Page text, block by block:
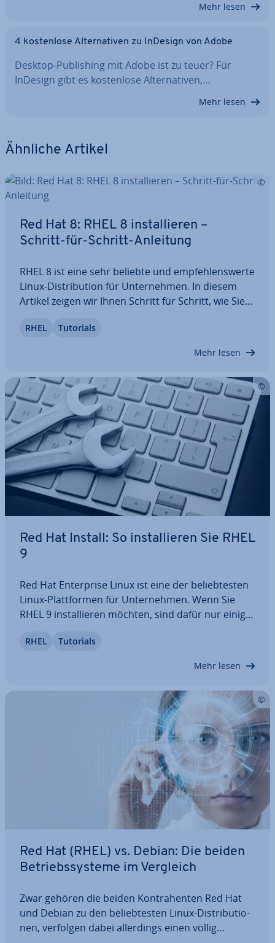
Mehr lesen
4 kos­ten­lo­se Al­ter­na­ti­ven zu InDesign von Adobe
Desktop-Pu­bli­shing mit Adobe ist zu teuer? Für
InDesign gibt es kos­ten­lo­se Al­ter­na­ti­ven,…
Mehr lesen
Ähnliche Artikel
Red Hat 8: RHEL 8 in­stal­lie­ren –
Schritt-für-Schritt-Anleitung
RHEL 8 ist eine sehr beliebte und emp­feh­lens­wer­te
Linux-Dis­tri­bu­ti­on für Un­ter­neh­men. In diesem
Artikel zeigen wir Ihnen Schritt für Schritt, wie Sie
lie­ren und nach Ihren Vor­stel­lun­gen kon­fi­gu­rie­ren.
RHEL Tutorials
Mehr lesen
Red Hat Install: So in­stal­lie­ren Sie RHEL
9
Red Hat En­ter­pri­se Linux ist eine der be­lieb­tes­ten
Linux-Platt­for­men für Un­ter­neh­men. Wenn Sie
RHEL 9 in­stal­lie­ren möchten, sind dafür nur einige
wir Ihnen, wie dieser Vorgang abläuft und zeigen
RHEL Tutorials
Mehr lesen
Red Hat (RHEL) vs. Debian: Die beiden
Be­triebs­sys­te­me im Vergleich
Zwar gehören die beiden Kon­tra­hen­ten Red Hat
und Debian zu den be­lieb­tes­ten Linux-Dis­tri­bu­tio­
nen, verfolgen dabei al­ler­dings einen völlig